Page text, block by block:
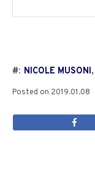
#: NICOLE MUSONI,
Posted on 2019.01.08